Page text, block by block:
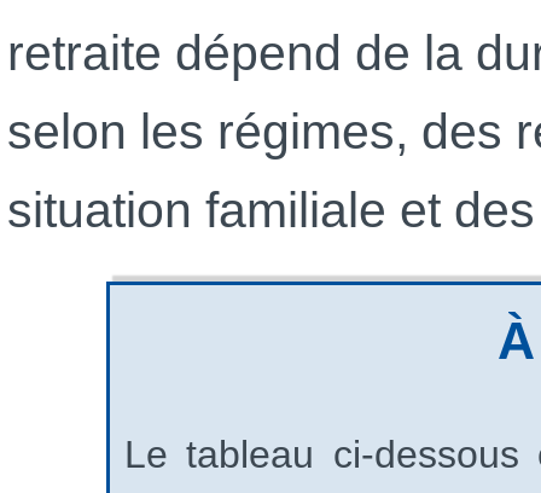
retraite dépend de la
selon les régimes, des
situation familiale et
Le tableau